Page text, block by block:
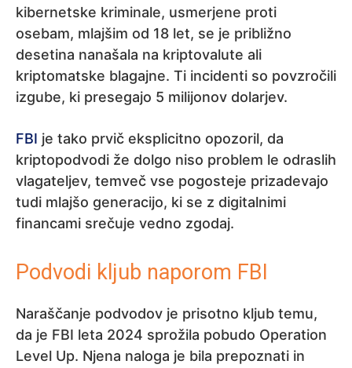
kibernetske kriminale, usmerjene proti
osebam, mlajšim od 18 let, se je približno
desetina nanašala na kriptovalute ali
kriptomatske blagajne. Ti incidenti so povzročili
izgube, ki presegajo 5 milijonov dolarjev.
FBI je tako prvič eksplicitno opozoril, da
kriptopodvodi že dolgo niso problem le odraslih
vlagateljev, temveč vse pogosteje prizadevajo
tudi mlajšo generacijo, ki se z digitalnimi
financami srečuje vedno zgodaj.
Podvodi kljub naporom FBI
Naraščanje podvodov je prisotno kljub temu,
da je FBI leta 2024 sprožila pobudo Operation
Level Up. Njena naloga je bila prepoznati in